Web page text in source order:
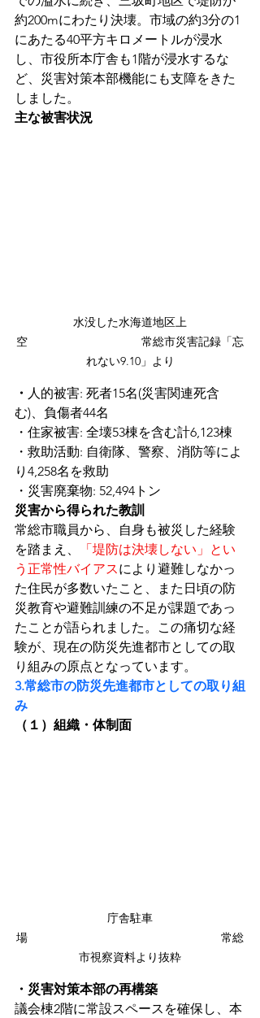
約200mにわたり決壊。市域の約3分の1
にあたる40平方キロメートルが浸水
し、市役所本庁舎も1階が浸水するな
ど、災害対策本部機能にも支障をきた
しました。
主な被害状況
水没した水海道地区上
空　　　　　　　　　　常総市災害記録「忘
れない9.10」より
・ 人的被害: 死者15名(災害関連死含
む)、負傷者44名
・住家被害: 全壊53棟を含む計6,123棟
・救助活動: 自衛隊、警察、消防等によ
り4,258名を救助
・災害廃棄物: 52,494トン
災害から得られた教訓
常総市職員から、自身も被災した経験
を踏まえ、
「堤防は決壊しない」とい
う正常性バイアスにより避難しなかっ
た住民が多数いたこと、また日頃の防
災教育や避難訓練の不足が課題であっ
たことが語られました。この痛切な経
験が、現在の防災先進都市としての取
り組みの原点となっています。
3.常総市の防災先進都市としての取り組
み
（１）組織・体制面
庁舎駐車
場　　　　　　　　　　　　　　　　　常総
市視察資料より抜粋
・災害対策本部の再構築
議会棟2階に常設スペースを確保し、本